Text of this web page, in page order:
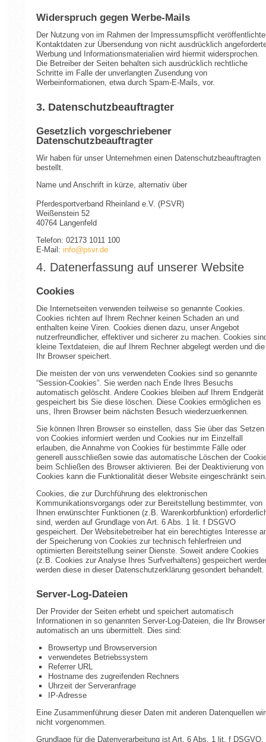
Widerspruch gegen Werbe-Mails
Der Nutzung von im Rahmen der Impressumspflicht
Kontaktdaten zur Übersendung von nicht ausdrücklich
Werbung und Informationsmaterialien wird hiermit widersprochen.
Die Betreiber der Seiten behalten sich ausdrücklich rechtliche
Schritte im Falle der unverlangten Zusendung von
Werbeinformationen, etwa durch Spam-E-Mails, vor.
3. Datenschutzbeauftragter
Gesetzlich vorgeschriebener
Datenschutzbeauftragter
Wir haben für unser Unternehmen einen Datenschutzbeauftragten
bestellt.
Name und Anschrift in kürze, alternativ über
Pferdesportverband Rheinland e.V. (PSVR)
Weißenstein 52
40764 Langenfeld
Telefon: 02173 1011 100
E-Mail: info@psvr.de
4. Datenerfassung auf unserer Website
Cookies
Die Internetseiten verwenden teilweise so genannte Cookies.
Cookies richten auf Ihrem Rechner keinen Schaden an und
enthalten keine Viren. Cookies dienen dazu, unser Angebot
nutzerfreundlicher, effektiver und sicherer zu machen. Cookies
kleine Textdateien, die auf Ihrem Rechner abgelegt werden und die
Ihr Browser speichert.
Die meisten der von uns verwendeten Cookies sind so genannte
“Session-Cookies”. Sie werden nach Ende Ihres Besuchs
automatisch gelöscht. Andere Cookies bleiben auf Ihrem Endgerät
gespeichert bis Sie diese löschen. Diese Cookies ermöglichen es
uns, Ihren Browser beim nächsten Besuch wiederzuerkennen.
Sie können Ihren Browser so einstellen, dass Sie über das Setzen
von Cookies informiert werden und Cookies nur im Einzelfall
erlauben, die Annahme von Cookies für bestimmte Fälle oder
generell ausschließen sowie das automatische Löschen der
beim Schließen des Browser aktivieren. Bei der Deaktivierung von
Cookies kann die Funktionalität dieser Website eingeschränkt
Cookies, die zur Durchführung des elektronischen
Kommunikationsvorgangs oder zur Bereitstellung bestimmter, von
Ihnen erwünschter Funktionen (z.B. Warenkorbfunktion)
sind, werden auf Grundlage von Art. 6 Abs. 1 lit. f DSGVO
gespeichert. Der Websitebetreiber hat ein berechtigtes Interesse
der Speicherung von Cookies zur technisch fehlerfreien und
optimierten Bereitstellung seiner Dienste. Soweit andere Cookies
(z.B. Cookies zur Analyse Ihres Surfverhaltens) gespeichert
werden diese in dieser Datenschutzerklärung gesondert behandelt.
Server-Log-Dateien
Der Provider der Seiten erhebt und speichert automatisch
Informationen in so genannten Server-Log-Dateien, die Ihr Browser
automatisch an uns übermittelt. Dies sind:
Browsertyp und Browserversion
verwendetes Betriebssystem
Referrer URL
Hostname des zugreifenden Rechners
Uhrzeit der Serveranfrage
IP-Adresse
Eine Zusammenführung dieser Daten mit anderen Datenquellen
nicht vorgenommen.
Grundlage für die Datenverarbeitung ist Art. 6 Abs. 1 lit. f DSGVO,